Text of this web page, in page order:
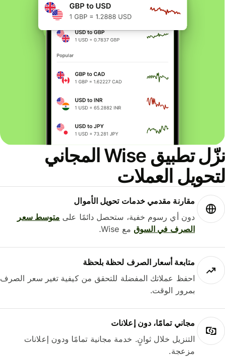
نزّل تطبيق Wise المجاني
لتحويل العملات
مقارنة مقدمي خدمات تحويل الأموال
دون أي رسوم خفية، ستحصل دائمًا على متوسط ​​سعر
الصرف في السوق مع Wise.
متابعة أسعار الصرف لحظة بلحظة
احفظ عملاتك المفضلة للتحقق من كيفية تغير سعر الصرف
بمرور الوقت.
مجاني تمامًا، دون إعلانات
التنزيل خلال ثوانٍ. خدمة مجانية تمامًا ودون إعلانات
مزعجة.